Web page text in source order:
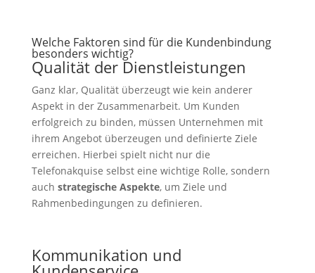
Welche Faktoren sind für die Kundenbindung
besonders wichtig?
Qualität der Dienstleistungen
Ganz klar, Qualität überzeugt wie kein anderer
Aspekt in der Zusammenarbeit. Um Kunden
erfolgreich zu binden, müssen Unternehmen mit
ihrem Angebot überzeugen und definierte Ziele
erreichen. Hierbei spielt nicht nur die
Telefonakquise selbst eine wichtige Rolle, sondern
auch strategische Aspekte, um Ziele und
Rahmenbedingungen zu definieren.
Kommunikation und